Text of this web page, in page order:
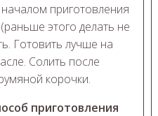
приготовления
этого делать не
Готовить лучше на
Солить после
корочки.
приготовления